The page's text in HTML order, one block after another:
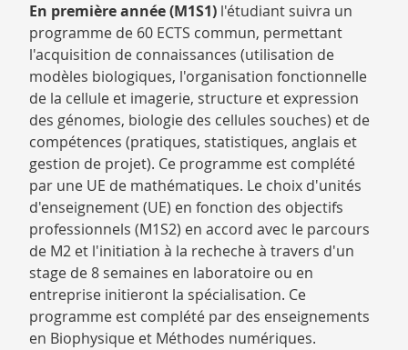
En première année (M1S1) l'étudiant suivra un
programme de 60 ECTS commun, permettant
l'acquisition de connaissances (utilisation de
modèles biologiques, l'organisation fonctionnelle
de la cellule et imagerie, structure et expression
des génomes, biologie des cellules souches) et de
compétences (pratiques, statistiques, anglais et
gestion de projet). Ce programme est complété
par une UE de mathématiques. Le choix d'unités
d'enseignement (UE) en fonction des objectifs
professionnels (M1S2) en accord avec le parcours
de M2 et l'initiation à la recheche à travers d'un
stage de 8 semaines en laboratoire ou en
entreprise initieront la spécialisation. Ce
programme est complété par des enseignements
en Biophysique et Méthodes numériques.